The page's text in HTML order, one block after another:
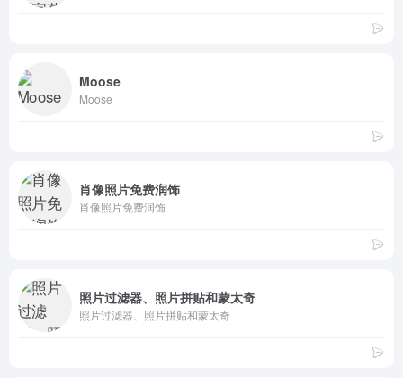
Moose
Moose
肖像照片免费润饰
肖像照片免费润饰
照片过滤器、照片拼贴和蒙太奇
照片过滤器、照片拼贴和蒙太奇